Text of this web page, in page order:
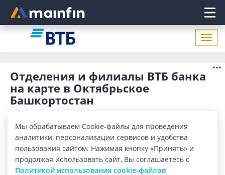
Главное меню
Отделения и филиалы ВТБ банка
на карте в Октябрьское
Башкортостан
Все банки Карта Список
Город:Октябрьский Башкортостан
Мы обрабатываем Cookie-файлы для проведения
аналитики, персонализации сервисов и удобства
пользования сайтом. Нажимая кнопку «Принять» и
продолжая использовать сайт, Вы соглашаетесь с
Политикой использования cookie-файлов